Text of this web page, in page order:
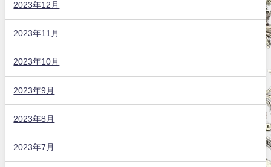
2023年12月
2023年11月
2023年10月
2023年9月
2023年8月
2023年7月